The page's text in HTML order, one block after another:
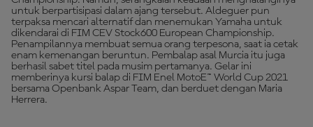
untuk berpartisipasi dalam ajang tersebut. Aldeguer pun
terpaksa mencari alternatif dan menemukan Yamaha untuk
dikendarai di FIM CEV Stock600 European Championship.
Penampilannya membuat semua orang terpesona, saat ia cetak
enam kemenangan beruntun. Pembalap asal Murcia itu juga
berhasil sabet titel pada musim pertamanya. Gelar ini
memberinya kursi balap di FIM Enel MotoE™ World Cup 2021
bersama Openbank Aspar Team, dan berduet dengan Maria
Herrera.